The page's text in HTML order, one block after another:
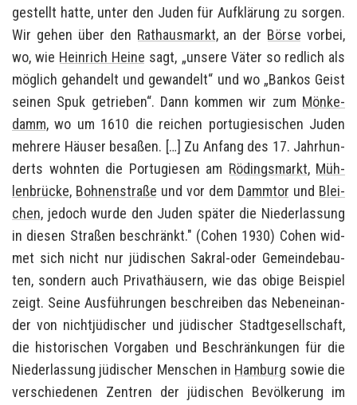
ge­stellt hatte, unter den Juden für Auf­klä­rung zu sor­gen.
Wir gehen über den Rat­haus­markt, an der Börse vor­bei,
wo, wie Hein­rich Heine sagt, „un­se­re Väter so red­lich als
mög­lich ge­han­delt und ge­wan­delt“ und wo „Ban­kos Geist
sei­nen Spuk ge­trie­ben“. Dann kom­men wir zum Mön­ke­
damm, wo um 1610 die rei­chen por­tu­gie­si­schen Juden
meh­re­re Häu­ser be­sa­ßen. […] Zu An­fang des 17. Jahr­hun­
derts wohn­ten die Por­tu­gie­sen am Rö­dings­markt, Müh­
len­brü­cke, Boh­nen­stra­ße und vor dem Damm­tor und Blei­
chen, je­doch wurde den Juden spä­ter die Nie­der­las­sung
in die­sen Stra­ßen be­schränkt." (Cohen 1930) Cohen wid­
met sich nicht nur jü­di­schen Sakral-​ oder Ge­mein­de­bau­
ten, son­dern auch Pri­vat­häu­sern, wie das obige Bei­spiel
zeigt. Seine Aus­füh­run­gen be­schrei­ben das Ne­ben­ein­an­
der von nicht­jü­di­scher und jü­di­scher Stadt­ge­sell­schaft,
die his­to­ri­schen Vor­ga­ben und Be­schrän­kun­gen für die
Nie­der­las­sung jü­di­scher Men­schen in Ham­burg sowie die
ver­schie­de­nen Zen­tren der jü­di­schen Be­völ­ke­rung im